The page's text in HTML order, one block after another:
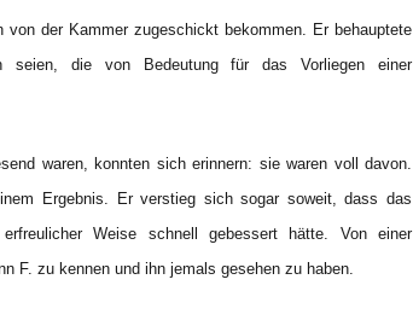
der Kammer zugeschickt bekommen. Er behauptete
seien, die von Bedeutung für das Vorliegen einer
waren, konnten sich erinnern: sie waren voll davon.
Ergebnis. Er verstieg sich sogar soweit, dass das
Weise schnell gebessert hätte. Von einer
F. zu kennen und ihn jemals gesehen zu haben.